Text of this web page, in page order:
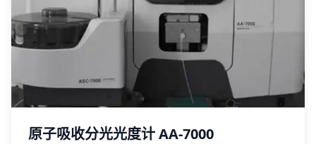
原子吸收分光光度计 AA-7000